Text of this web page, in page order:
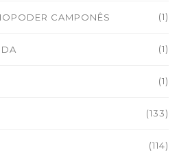
CAMPONÊS (1)
(1)
(1)
(133)
(114)